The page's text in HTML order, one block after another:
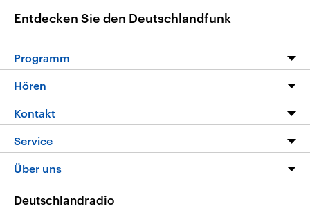
Entdecken Sie den Deutschlandfunk
Programm
Programm
Die Nachrichten
Nachrichtenleicht
Neue Beiträge auf dlf.de
Hören
Livestream
Podcasts
Deutschlandfunk App
Nachrichten App
Kontakt
Hörerservice
Service
FAQ
Über uns
Deutschlandradio